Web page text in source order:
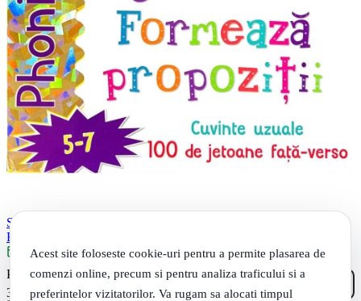
Acest site foloseste cookie-uri pentru a permite plasarea de
comenzi online, precum si pentru analiza traficului si a
preferintelor vizitatorilor. Va rugam sa alocati timpul
Sight words. Formeaza propoziti. Jetoane limba engleza - Fran
Bromage
Livrare: maine
PRP: 51.80Lei
32
Lei